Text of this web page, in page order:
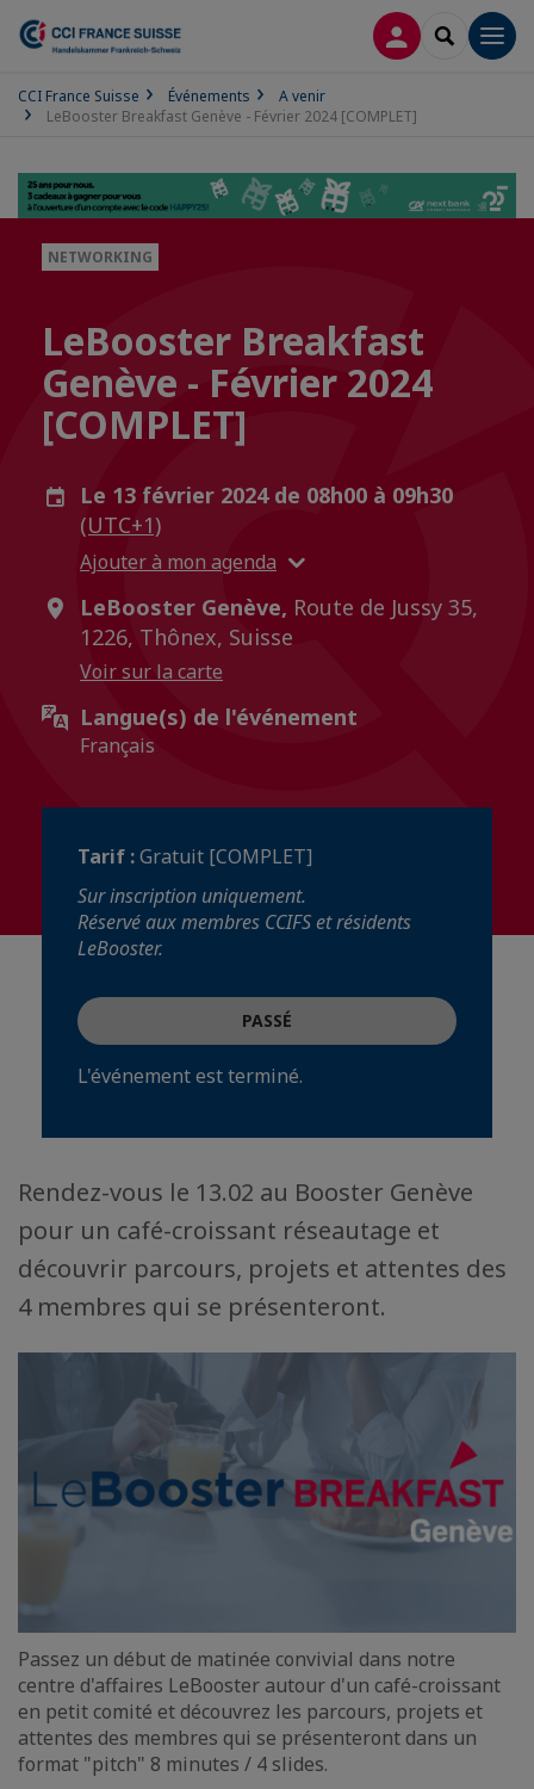
CONNEXION
CCI France Suisse Événements
A venir
LeBooster Breakfast Genève - Février 2024 [COMPLET]
NETWORKING
LeBooster Breakfast
Genève - Février 2024
[COMPLET]
Le 13 février 2024 de 08h00 à 09h30
(UTC+1)
Ajouter à mon agenda
LeBooster Genève, Route de Jussy 35,
1226, Thônex, Suisse
Voir sur la carte
Langue(s) de l'événement
Français
Tarif :Gratuit [COMPLET]
Sur inscription uniquement.
Réservé aux membres CCIFS et résidents
LeBooster.
PASSÉ
L'événement est terminé.
Rendez-vous le 13.02 au Booster Genève
pour un café-croissant réseautage et
découvrir parcours, projets et attentes des
4 membres qui se présenteront.
Passez un début de matinée convivial dans notre
centre d'affaires LeBooster autour d'un café-croissant
en petit comité et découvrez les parcours, projets et
attentes des membres qui se présenteront dans un
format "pitch" 8 minutes / 4 slides.